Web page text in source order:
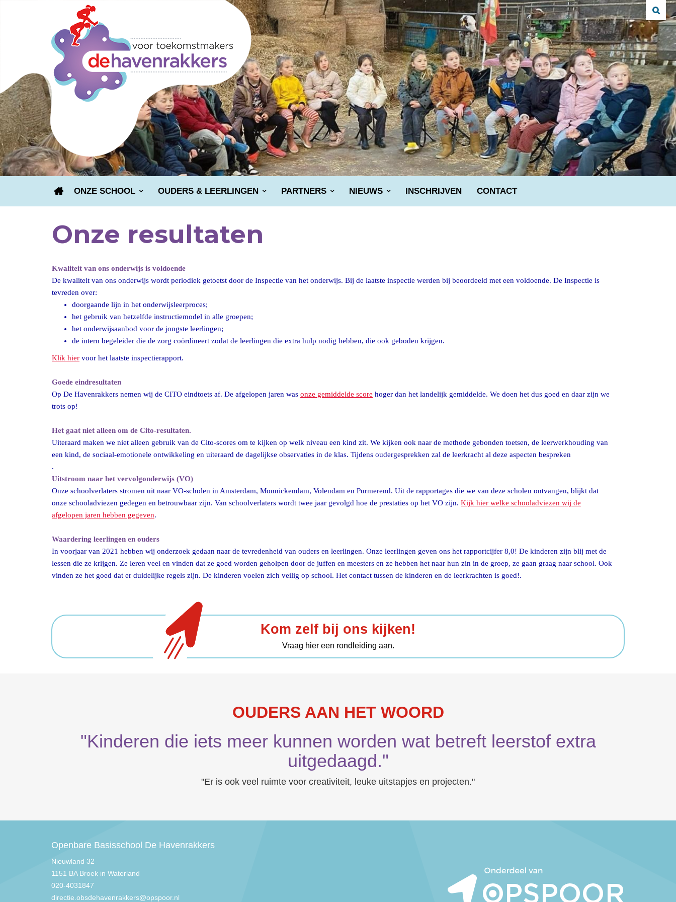
ONZE SCHOOL OUDERS & LEERLINGEN PARTNERS NIEUWS INSCHRIJVEN CONTACT
Onze resultaten
Kwaliteit van ons onderwijs is voldoende
De kwaliteit van ons onderwijs wordt periodiek getoetst door de Inspectie van het onderwijs. Bij de laatste inspectie werden bij beoordeeld met een voldoende. De Inspectie is
tevreden over:
doorgaande lijn in het onderwijsleerproces;
het gebruik van hetzelfde instructiemodel in alle groepen;
het onderwijsaanbod voor de jongste leerlingen;
de intern begeleider die de zorg coördineert zodat de leerlingen die extra hulp nodig hebben, die ook geboden krijgen.
Klik hier voor het laatste inspectierapport.
Goede eindresultaten
Op De Havenrakkers nemen wij de CITO eindtoets af. De afgelopen jaren was onze gemiddelde score hoger dan het landelijk gemiddelde. We doen het dus goed en daar zijn we
trots op!
Het gaat niet alleen om de Cito-resultaten.
Uiteraard maken we niet alleen gebruik van de Cito-scores om te kijken op welk niveau een kind zit. We kijken ook naar de methode gebonden toetsen, de leerwerkhouding van
een kind, de sociaal-emotionele ontwikkeling en uiteraard de dagelijkse observaties in de klas. Tijdens oudergesprekken zal de leerkracht al deze aspecten bespreken
.
Uitstroom naar het vervolgonderwijs (VO)
Onze schoolverlaters stromen uit naar VO-scholen in Amsterdam, Monnickendam, Volendam en Purmerend. Uit de rapportages die we van deze scholen ontvangen, blijkt dat
onze schooladviezen gedegen en betrouwbaar zijn. Van schoolverlaters wordt twee jaar gevolgd hoe de prestaties op het VO zijn. Kijk hier welke schooladviezen wij de
afgelopen jaren hebben gegeven.
Waardering leerlingen en ouders
In voorjaar van 2021 hebben wij onderzoek gedaan naar de tevredenheid van ouders en leerlingen. Onze leerlingen geven ons het rapportcijfer 8,0! De kinderen zijn blij met de
lessen die ze krijgen. Ze leren veel en vinden dat ze goed worden geholpen door de juffen en meesters en ze hebben het naar hun zin in de groep, ze gaan graag naar school. Ook
vinden ze het goed dat er duidelijke regels zijn. De kinderen voelen zich veilig op school. Het contact tussen de kinderen en de leerkrachten is goed!.
Kom zelf bij ons kijken!
Vraag hier een rondleiding aan.
OUDERS AAN HET WOORD
"Kinderen die iets meer kunnen worden wat betreft leerstof extra
uitgedaagd."
"Er is ook veel ruimte voor creativiteit, leuke uitstapjes en projecten."
Openbare Basisschool De Havenrakkers
Nieuwland 32
1151 BA Broek in Waterland
020-4031847
directie.obsdehavenrakkers@opspoor.nl